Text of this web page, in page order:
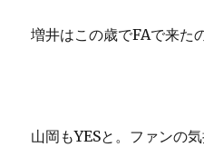
増井はこの歳でFAで来た
山岡もYESと。ファンの